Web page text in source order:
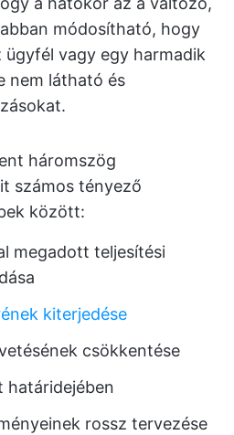
módosítható, hogy
vagy egy harmadik
nem látható és
háromszög
számos tényező
között:
megadott teljesítési
kiterjedése
csökkentése
határidejében
rossz tervezése